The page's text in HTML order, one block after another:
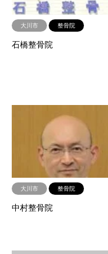
大川市 整骨院
石橋整骨院
大川市 整骨院
中村整骨院